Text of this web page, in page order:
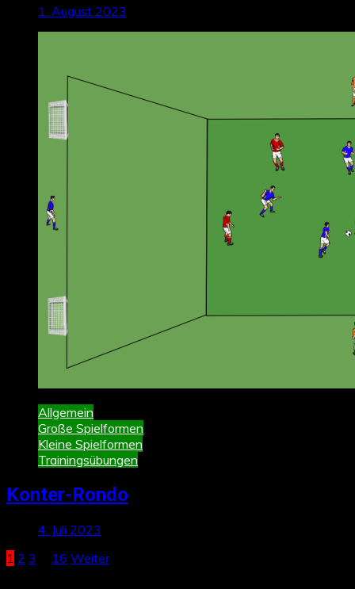
1. August 2023
Allgemein
Große Spielformen
Kleine Spielformen
Trainingsübungen
Konter-Rondo
4. Juli 2023
Seitennummerierung
1 2 3 16 Weiter